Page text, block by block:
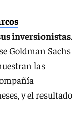
inversionistas.
Goldman Sachs
las
y el resultado